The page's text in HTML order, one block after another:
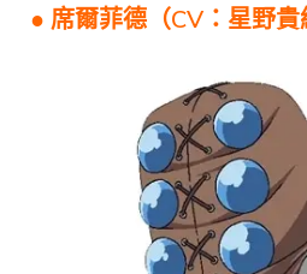
● 席爾菲德（CV：星野貴